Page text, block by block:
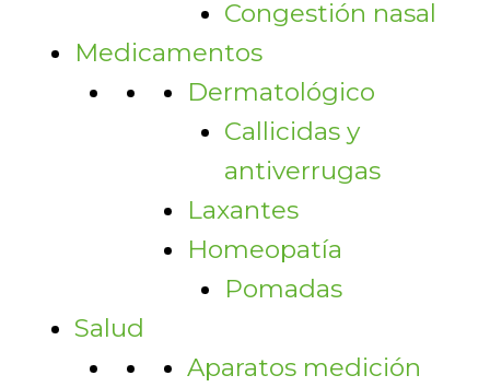
Congestión nasal
Medicamentos
Dermatológico
Callicidas y
antiverrugas
Laxantes
Homeopatía
Pomadas
Salud
Aparatos medición